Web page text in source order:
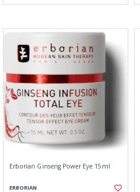
Erborian Ginseng Power Eye 15ml
ERBORIAN